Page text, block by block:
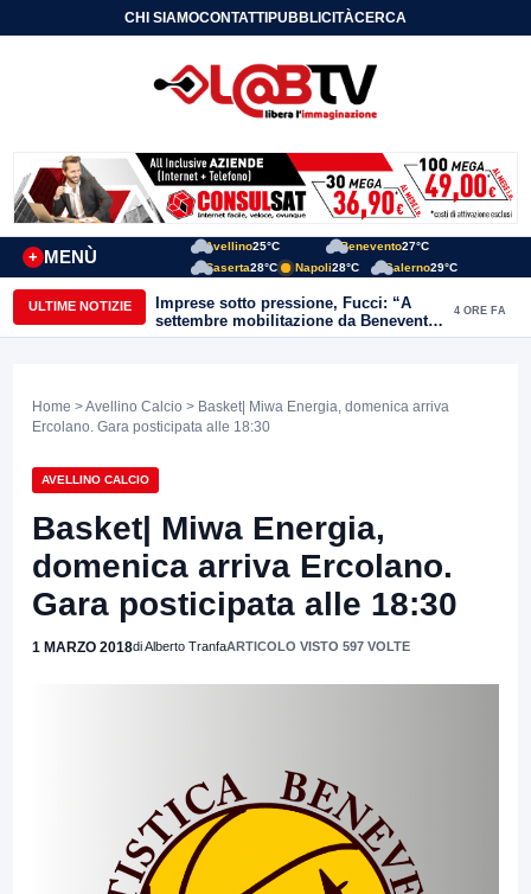
CHI SIAMOCONTATTIPUBBLICITÀCERCA
MENÙ
+
Avellino25°C Benevento27°C
Caserta28°C Napoli28°C Salerno29°C
ULTIME NOTIZIE
Imprese sotto pressione, Fucci: “A
settembre mobilitazione da Benevento
e Avellino”
4 ORE FA
Home >Avellino Calcio > Basket| Miwa Energia, domenica arriva
Ercolano. Gara posticipata alle 18:30
AVELLINO CALCIO
Basket| Miwa Energia,
domenica arriva Ercolano.
Gara posticipata alle 18:30
1 MARZO 2018di Alberto TranfaARTICOLO VISTO 597 VOLTE